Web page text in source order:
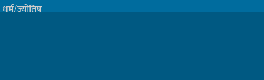
धर्म/ज्योतिष